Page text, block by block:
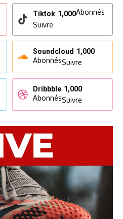
Tiktok 1,000Abonnés
Suivre
Soundcloud 1,000
AbonnésSuivre
Dribbble 1,000
AbonnésSuivre